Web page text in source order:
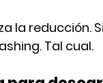
la reducción.
Tal cual.